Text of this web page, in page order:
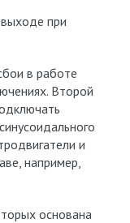
при
в работе
Второй
и
например,
основана